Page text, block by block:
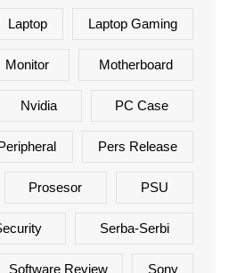
Laptop Laptop Gaming
Monitor Motherboard
Nvidia PC Case
Pers Release
Prosesor PSU
Serba-Serbi
Software Review Sony